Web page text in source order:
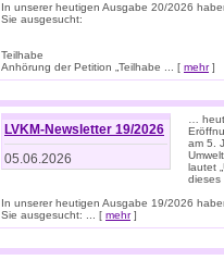
In unserer heutigen Ausgabe 20/2026
Sie ausgesucht:
Teilhabe
Anhörung der Petition „Teilhabe ... [ mehr]
LVKM-Newsletter 19/2026
05.06.2026
…
am 5.
lautet
dieses
In unserer heutigen Ausgabe 19/2026
Sie ausgesucht: ... [ mehr]